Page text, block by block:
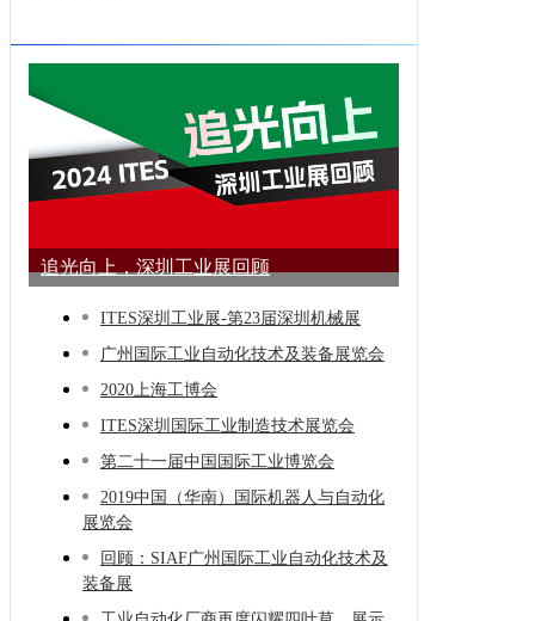
追光向上，深圳工业展回顾
ITES深圳工业展-第23届深圳机械展
广州国际工业自动化技术及装备展览会
2020上海工博会
ITES深圳国际工业制造技术展览会
第二十一届中国国际工业博览会
2019中国（华南）国际机器人与自动化
展览会
回顾：SIAF广州国际工业自动化技术及
装备展